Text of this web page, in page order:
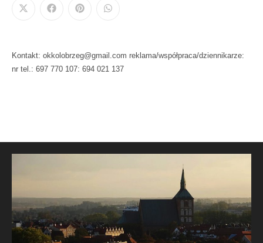
Kontakt: okkolobrzeg@gmail.com reklama/współpraca/dziennikarze:
nr tel.: 697 770 107: 694 021 137